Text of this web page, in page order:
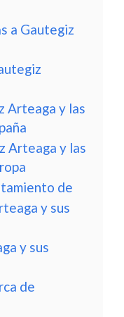
a Gautegiz
Arteaga y las
Arteaga y las
de
y sus
y sus
de